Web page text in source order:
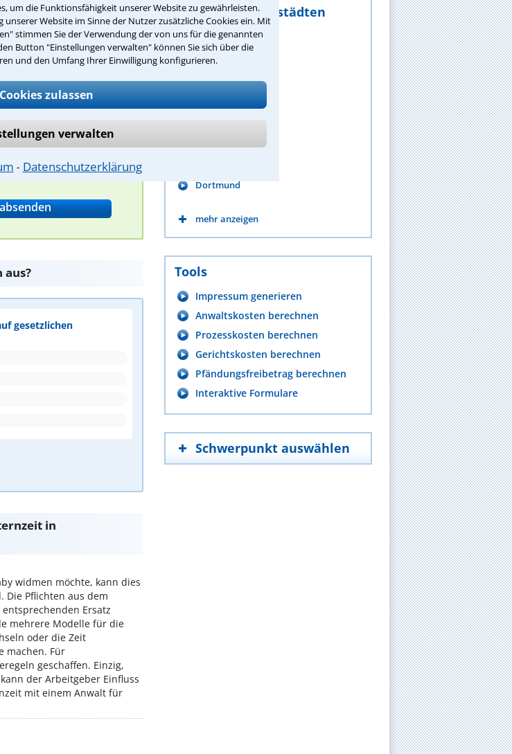
um die Funktionsfähigkeit unserer Website zu gewährleisten.
Website im Sinne der Nutzer zusätzliche Cookies ein. Mit
stimmen Sie der Verwendung der von uns für die genannten
Button "Einstellungen verwalten" können Sie sich über die
und den Umfang Ihrer Einwilligung konfigurieren.
Cookies zulassen
verwalten
⁃ Datenschutzerklärung
eingeben.
aus?
gesetzlichen
in
widmen möchte, kann dies
Die Pflichten aus dem
Ersatz
mehrere Modelle für die
oder die Zeit
machen. Für
geschaffen. Einzig,
der Arbeitgeber Einfluss
mit einem Anwalt für
Anwälte in Großstädten
Aachen
Augsburg
Bielefeld
Bremen
Dortmund
mehr anzeigen
Tools
Impressum generieren
Anwaltskosten berechnen
Prozesskosten berechnen
Gerichtskosten berechnen
Pfändungsfreibetrag berechnen
Interaktive Formulare
Schwerpunkt auswählen